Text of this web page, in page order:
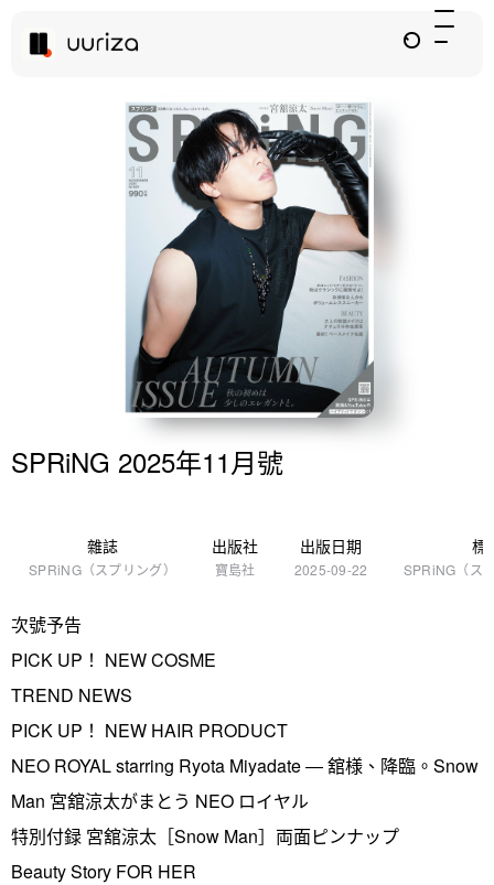
SPRiNG 2025年11月號
雜誌
SPRiNG（スプリング）
出版社
寶島社
出版日期
2025-09-22
標
SPRiNG（ス
次號予告
PICK UP！ NEW COSME
TREND NEWS
PICK UP！ NEW HAIR PRODUCT
NEO ROYAL starring Ryota Miyadate ― 舘様、降臨。Snow
Man 宮舘涼太がまとう NEO ロイヤル
特別付録 宮舘涼太［Snow Man］両面ピンナップ
Beauty Story FOR HER